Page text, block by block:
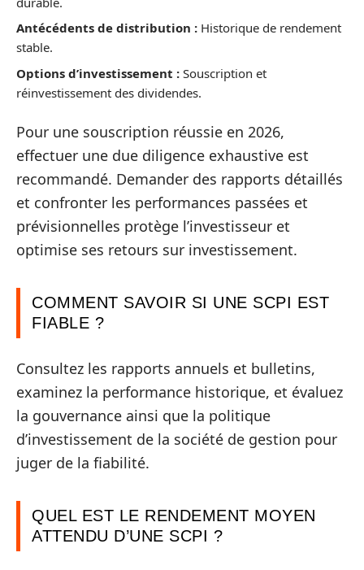
Antécédents de distribution : Historique de rendement
stable.
Options d’investissement : Souscription et
réinvestissement des dividendes.
Pour une souscription réussie en 2026,
effectuer une due diligence exhaustive est
recommandé. Demander des rapports détaillés
et confronter les performances passées et
prévisionnelles protège l’investisseur et
optimise ses retours sur investissement.
COMMENT SAVOIR SI UNE SCPI EST
FIABLE ?
Consultez les rapports annuels et bulletins,
examinez la performance historique, et évaluez
la gouvernance ainsi que la politique
d’investissement de la société de gestion pour
juger de la fiabilité.
QUEL EST LE RENDEMENT MOYEN
ATTENDU D’UNE SCPI ?